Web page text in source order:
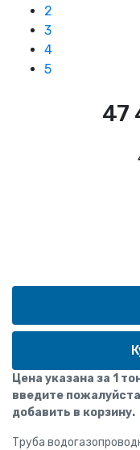
2
3
4
5
47
Цена указана за 1
введите
добавить в корзину.
Труба